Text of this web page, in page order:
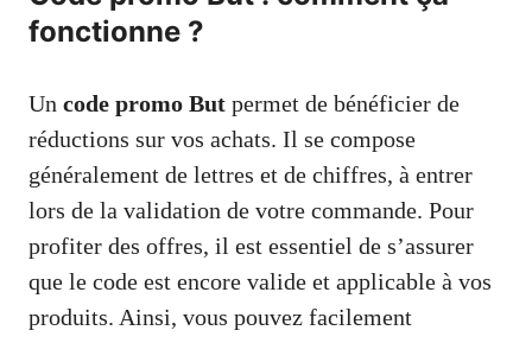
fonctionne ?
Un code promo But permet de bénéficier de
réductions sur vos achats. Il se compose
généralement de lettres et de chiffres, à entrer
lors de la validation de votre commande. Pour
profiter des offres, il est essentiel de s’assurer
que le code est encore valide et applicable à vos
produits. Ainsi, vous pouvez facilement